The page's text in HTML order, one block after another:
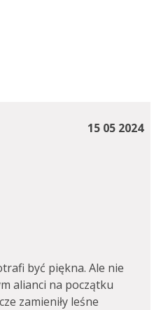
15 05 2024
być piękna. Ale nie
alianci na początku
zamieniły leśne